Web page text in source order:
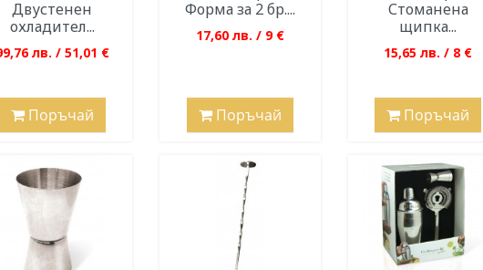
Двустенен
охладител...
лв. / 51,01 €
Поръчай
Форма за 2 бр....
17,60 лв. / 9 €
Поръчай
Стоманена
щипка...
15,65 лв. / 8 €
Поръчай